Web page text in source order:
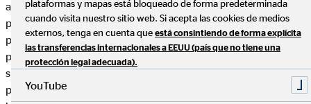
actividades de OVB es el asesoramiento financiero a largo
plazo, multitemático y, sobre todo, orientado a los clientes
para hogares priva-dos. OVB coopera con más de 100
prestigiosos partners y cubre las necesidades individuales de
sus clientes con productos competitivos que van desde la
protec-ción personal y los valores materiales y patrimoniales
plataformas y mapas está bloqueado de forma predeterminada
cuando visita nuestro sitio web. Si acepta las cookies de medios
externos, tenga en cuenta que está consintiendo de forma explícita
las transferencias internacionales a EEUU (país que no tiene una
protección legal adecuada).
YouTube